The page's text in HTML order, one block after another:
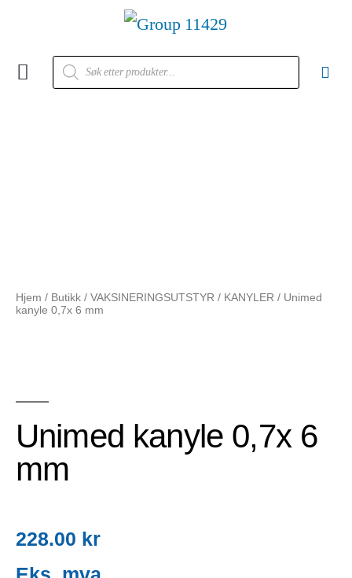
Hjem / Butikk / VAKSINERINGSUTSTYR / KANYLER / Unimed
kanyle 0,7x 6 mm
Unimed kanyle 0,7x 6
mm
228.00 kr